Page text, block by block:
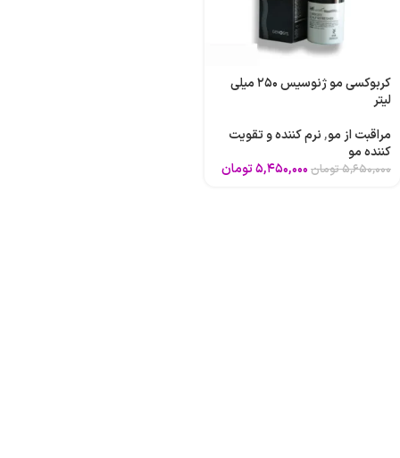
کربوکسی مو ژنوسیس ۲۵۰ میلی
لیتر
مراقبت از مو,نرم کننده و تقویت
کننده مو
۵,۶۵۰,۰۰۰تومان۵,۴۵۰,۰۰۰تومان